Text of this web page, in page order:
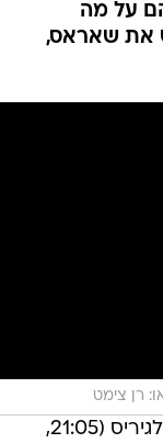
על מה
את שאראס,
רן צימט
מכבי תל אביב תתמודד הערב מול ז'לגיריס (21:05,